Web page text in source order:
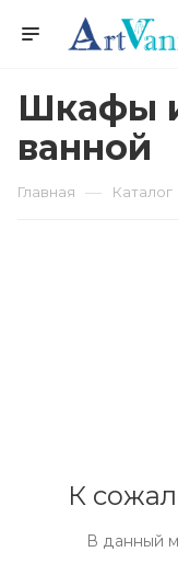
Шкафы
ванной
Главная — Каталог
К
В данный